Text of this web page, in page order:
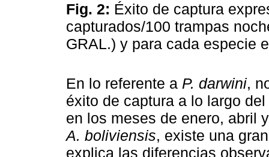
Fig. 2: Éxito de captura
capturados/100 trampas
GRAL.) y para cada especie
En lo referente a P. darwini,
éxito de captura a lo largo
en los meses de enero, abril
A. boliviensis, existe una
explica las diferencias